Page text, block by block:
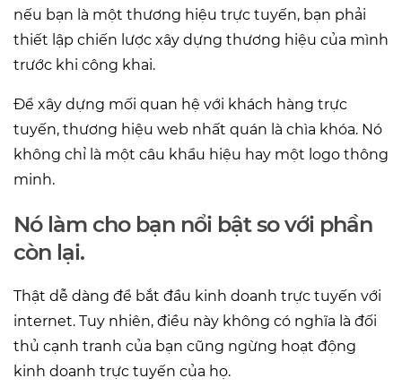
nếu bạn là một thương hiệu trực tuyến, bạn phải
thiết lập chiến lược xây dựng thương hiệu của mình
trước khi công khai.
Để xây dựng mối quan hệ với khách hàng trực
tuyến, thương hiệu web nhất quán là chìa khóa. Nó
không chỉ là một câu khẩu hiệu hay một logo thông
minh.
Nó làm cho bạn nổi bật so với phần
còn lại.
Thật dễ dàng để bắt đầu kinh doanh trực tuyến với
internet. Tuy nhiên, điều này không có nghĩa là đối
thủ cạnh tranh của bạn cũng ngừng hoạt động
kinh doanh trực tuyến của họ.